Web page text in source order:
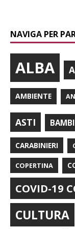
NAVIGA PER
ALBA
AMBIENTE
ASTI
CARABINIERI
COPERTINA
COVID-19
CULTURA